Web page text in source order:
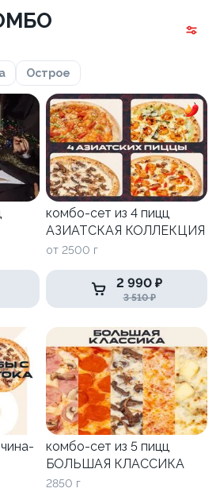
Острое
комбо-сет из 4 пицц
АЗИАТСКАЯ КОЛЛЕКЦИЯ
от 2500 г
2 990 ₽
3 510 ₽
комбо-сет из 5 пицц
БОЛЬШАЯ КЛАССИКА
2850 г